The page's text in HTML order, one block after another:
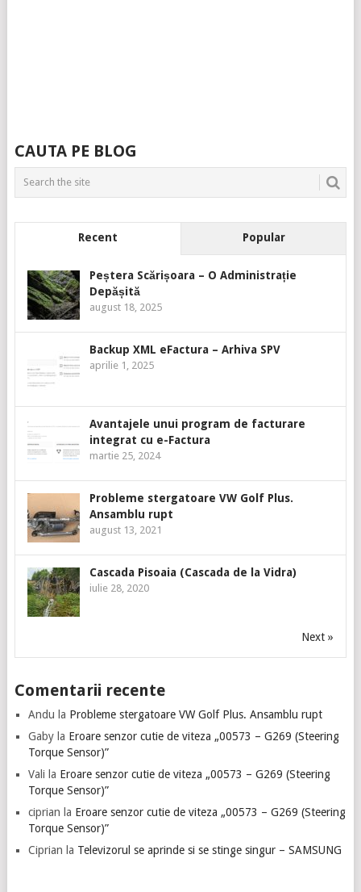
CAUTA PE BLOG
Recent Popular
Peștera Scărișoara – O Administrație
Depășită
august 18, 2025
Backup XML eFactura – Arhiva SPV
aprilie 1, 2025
Avantajele unui program de facturare
integrat cu e-Factura
martie 25, 2024
Probleme stergatoare VW Golf Plus.
Ansamblu rupt
august 13, 2021
Cascada Pisoaia (Cascada de la Vidra)
iulie 28, 2020
Next »
Comentarii recente
Andu la Probleme stergatoare VW Golf Plus. Ansamblu rupt
Gabyla Eroare senzor cutie de viteza „00573 – G269 (Steering
Torque Sensor)”
Vali la Eroare senzor cutie de viteza „00573 – G269 (Steering
Torque Sensor)”
ciprian la Eroare senzor cutie de viteza „00573 – G269 (Steering
Torque Sensor)”
Ciprian la Televizorul se aprinde si se stinge singur – SAMSUNG